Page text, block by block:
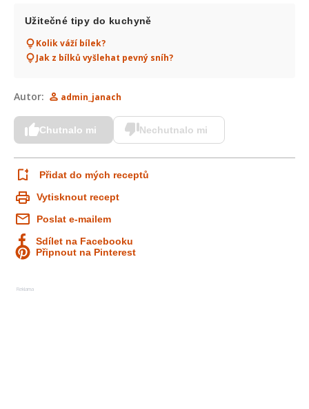
Užitečné tipy do kuchyně
Kolik váží bílek?
Jak z bílků vyšlehat pevný sníh?
Autor: admin_janach
Chutnalo mi Nechutnalo mi
Přidat do mých receptů
Vytisknout recept
Poslat e-mailem
Sdílet na Facebooku
Připnout na Pinterest
Reklama